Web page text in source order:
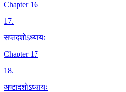
Chapter 16
17.
सप्तदशोऽध्यायः
Chapter 17
18.
अष्टादशोऽध्यायः